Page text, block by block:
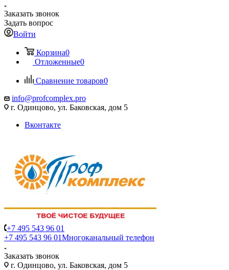
Заказать звонок
Задать вопрос
Войти
Корзина0
Отложенные0
Сравнение товаров0
info@profcomplex.pro
г. Одинцово, ул. Баковская, дом 5
Вконтакте
+7 495 543 96 01
+7 495 543 96 01Многоканальный телефон
Заказать звонок
г. Одинцово, ул. Баковская, дом 5